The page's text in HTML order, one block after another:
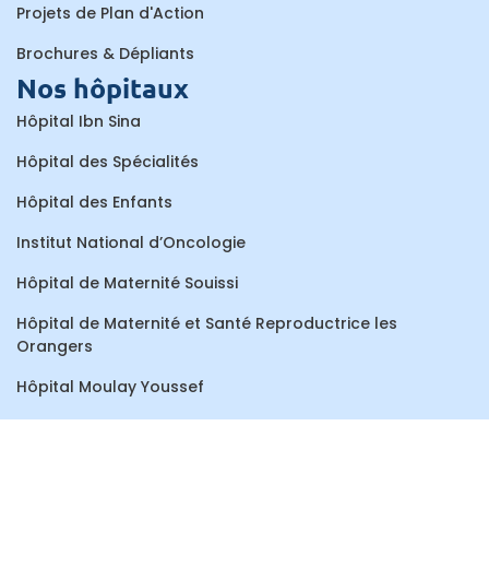
Projets de Plan d'Action
Brochures & Dépliants
Nos hôpitaux
Hôpital Ibn Sina
Hôpital des Spécialités
Hôpital des Enfants
Institut National d’Oncologie
Hôpital de Maternité Souissi
Hôpital de Maternité et Santé Reproductrice les
Orangers
Hôpital Moulay Youssef
Centre de Consultations et de Traitements Dentaires